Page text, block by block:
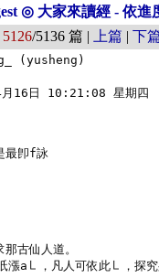
◎ 大家來讀經 - 依進
5126/5136 篇 | 上篇 | 下
(yusheng)
16日 10:21:08 星期四
最卽f詠
古仙人道。
漲a㇄，凡人可依此㇄，探